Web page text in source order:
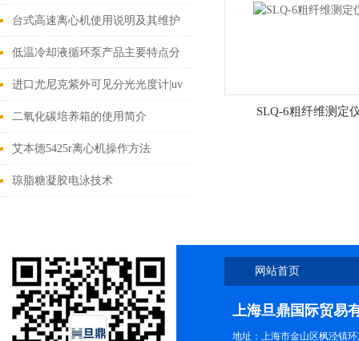
台式高速离心机使用说明及其维护
保养要点
低温冷却液循环泵产品主要特点分
析
进口尤尼克紫外可见分光光度计|uv
紫外分光光度计|报价|用途上海旦
鼎021-61640167
二氧化碳培养箱的使用简介
艾本德5425r离心机操作方法
琼脂糖凝胶电泳技术
SLQ-6粗纤维测定
网站首页
上海旦鼎国际贸易
地址：上海市金山区枫泾镇